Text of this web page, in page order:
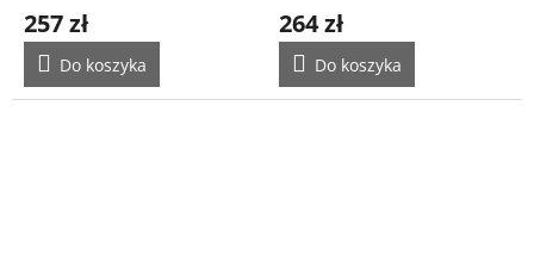
257 zł
Do koszyka
264 zł
Do koszyka